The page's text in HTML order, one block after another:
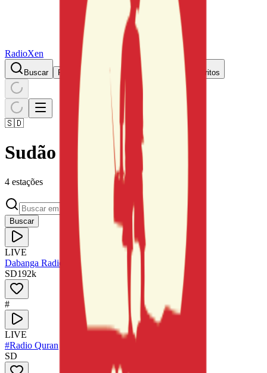
RadioXen
Buscar Países Gêneros Favoritos
🇸🇩
Sudão
4 estações
Buscar
LIVE
Dabanga Radio
SD192k
#
LIVE
#Radio Quran
SD